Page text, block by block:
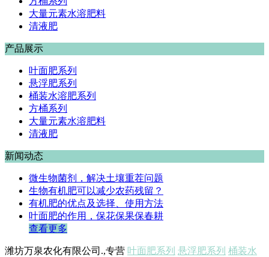
大量元素水溶肥料
清液肥
产品展示
叶面肥系列
悬浮肥系列
桶装水溶肥系列
方桶系列
大量元素水溶肥料
清液肥
新闻动态
微生物菌剂，解决土壤重茬问题
生物有机肥可以减少农药残留？
有机肥的优点及选择、使用方法
叶面肥的作用，保花保果保春耕
查看更多
潍坊万泉农化有限公司.,专营 叶面肥系列 悬浮肥系列 桶装水